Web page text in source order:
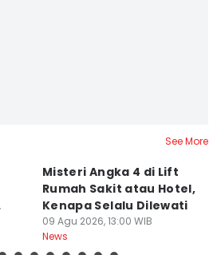
See More
Misteri Angka 4 di Lift
Rumah Sakit atau Hotel,
Kenapa Selalu Dilewati
09 Agu 2026, 13:00 WIB
News